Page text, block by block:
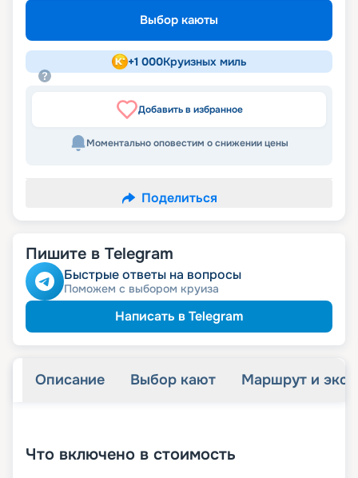
Выбор каюты
+1 000Круизных миль
Добавить в избранное
Моментально оповестим о снижении цены
Поделиться
Пишите в Telegram
Быстрые ответы на вопросы
Поможем с выбором круиза
Написать в Telegram
Описание Выбор кают Маршрут и
Что включено в стоимость